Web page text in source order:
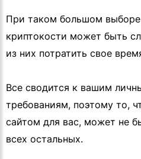
При таком большом
криптокости может быть
из них потратить свое
Все сводится к вашим
требованиям, поэтому то,
сайтом для вас, может не
всех остальных.